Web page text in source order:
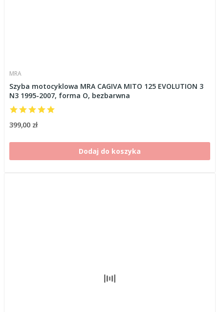
MRA
Szyba motocyklowa MRA CAGIVA MITO 125 EVOLUTION 3
N3 1995-2007, forma O, bezbarwna
399,00 zł
Dodaj do koszyka